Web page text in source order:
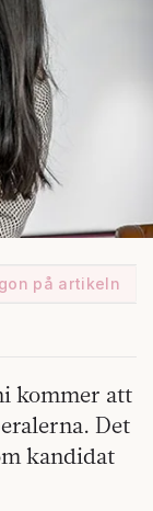
på artikeln
kommer att
Det
kandidat